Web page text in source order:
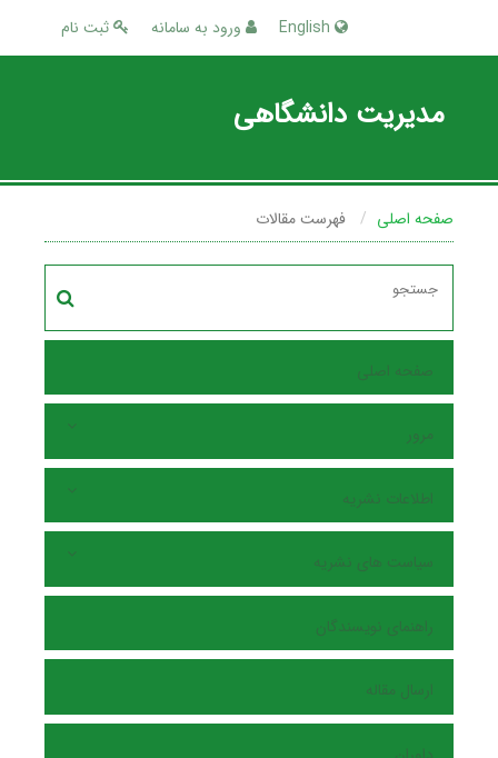
ثبت نام ورود به سامانه
مدیریت دانشگاهی
صفحه اصلی فهرست مقالات
صفحه اصلی
مرور
اطلاعات نشریه
سیاست های نشریه
راهنمای نویسندگان
ارسال مقاله